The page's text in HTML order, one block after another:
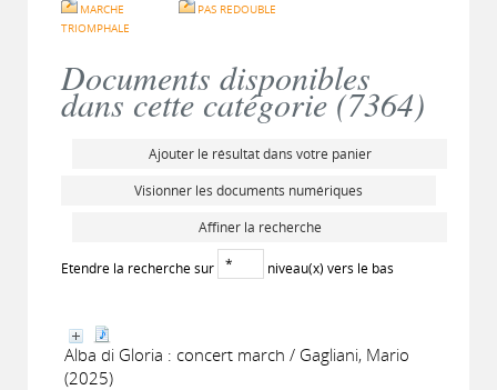
MARCHE
TRIOMPHALE
PAS REDOUBLE
Documents disponibles
dans cette catégorie (7364)
Ajouter le résultat dans votre panier
Visionner les documents numériques
Affiner la recherche
Etendre la recherche sur niveau(x) vers le bas
Alba di Gloria : concert march / Gagliani, Mario
(2025)